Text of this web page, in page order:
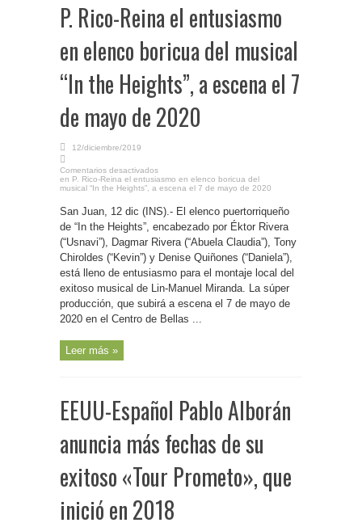
P. Rico-Reina el entusiasmo
en elenco boricua del musical
“In the Heights”, a escena el 7
de mayo de 2020
12/diciembre/2019
Comentarios desactivados
en P. Rico-Reina el entusiasmo en elenco boricua del
musical “In the Heights”, a escena el 7 de mayo de 2020
San Juan, 12 dic (INS).- El elenco puertorriqueño
de “In the Heights”, encabezado por Éktor Rivera
(“Usnavi”), Dagmar Rivera (“Abuela Claudia”), Tony
Chiroldes (“Kevin”) y Denise Quiñones (“Daniela”),
está lleno de entusiasmo para el montaje local del
exitoso musical de Lin-Manuel Miranda. La súper
producción, que subirá a escena el 7 de mayo de
2020 en el Centro de Bellas ...
Leer más »
EEUU-Español Pablo Alborán
anuncia más fechas de su
exitoso «Tour Prometo», que
inició en 2018